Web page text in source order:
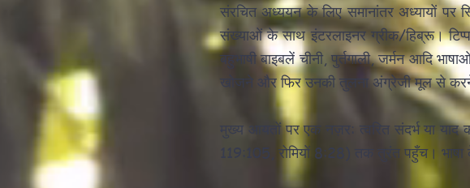
संरचित अध्ययन के लिए समानांतर अध्यायों पर
संख्याओं के साथ इंटरलाइनर ग्रीक/हिब्रू।
बहुभाषी बाइबलें चीनी, पुर्तगाली, जर्मन आदि
खोजने और फिर उनकी तुलना अंग्रेजी मूल से करने
मुख्य आयतों पर एक नज़र: त्वरित संदर्भ या
119:105, रोमियों 8:28) तक तुरंत पहुँच।